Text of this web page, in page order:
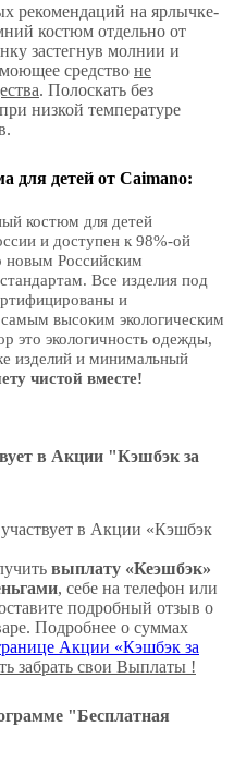
рекомендаций на ярлычке-
костюм отдельно от
застегнув молнии и
средство не
. Полоскать без
низкой температуре
для детей от Caimano:
костюм для детей
и доступен к 98%-ой
новым Российским
Все изделия под
и
высоким экологическим
это экологичность одежды,
изделий и минимальный
чистой вместе!
в Акции "Кэшбэк за
в Акции «Кэшбэк
выплату «Кеэшбэк»
, себе на телефон или
подробный отзыв о
Подробнее о суммах
Акции «Кэшбэк за
забрать свои Выплаты !
"Бесплатная